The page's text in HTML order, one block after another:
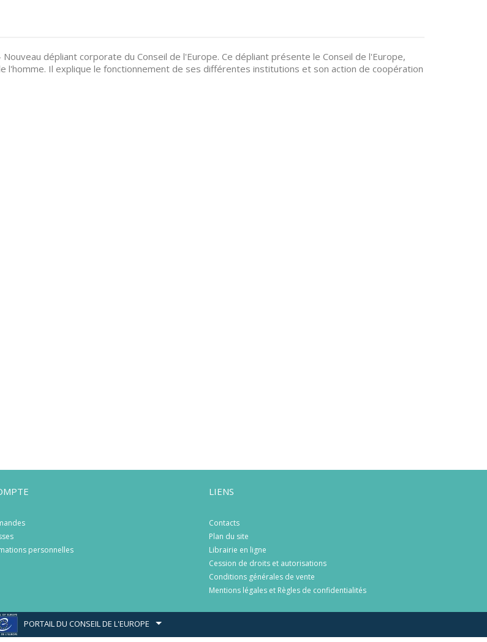
dépliant corporate du Conseil de l'Europe. Ce dépliant présente le Conseil de l'Europe,
l'homme. Il explique le fonctionnement de ses différentes institutions et son action de coopération
personnelles
LIENS
Contacts
Plan du site
Librairie en ligne
Cession de droits et autorisations
Conditions générales de vente
Mentions légales et Règles de confidentialités
PORTAIL DU CONSEIL DE L'EUROPE